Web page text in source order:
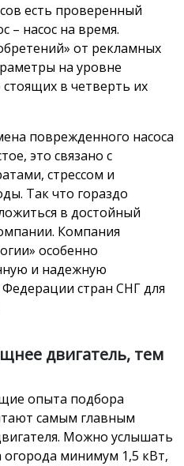
есть проверенный
– насос на время.
от рекламных
на уровне
в четверть их
поврежденного насоса
это связано с
стрессом и
Так что гораздо
в достойный
Компания
особенно
и надежную
стран СНГ для
двигатель, тем
опыта подбора
самым главным
Можно услышать
огорода минимум 1,5 кВт,